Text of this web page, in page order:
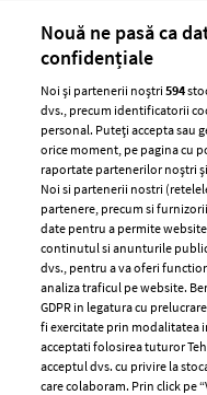
ELLE Style
2024
Despre ELLE
Romania
Contact
Abonamente
Nouă ne pasă ca
confidențiale
Noi și partenerii noștri594
dvs., precum identificatorii
personal. Puteți accepta sau
orice moment, pe pagina cu
raportate partenerilor noștri
Noi si partenerii nostri
partenere, precum si
date pentru a permite
continutul si anunturile
dvs., pentru a va oferi
analiza traficul pe website.
GDPR in legatura cu
fi exercitate prin modalitatea
acceptati folosirea tuturor
acceptul dvs. cu privire la
care colaboram. Prin click pe